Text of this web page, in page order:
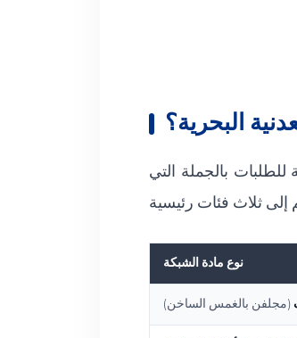
البحرية؟
بالجملة التي
نوع مادة الشبكة
(مجلفن بالغمس الساخن)